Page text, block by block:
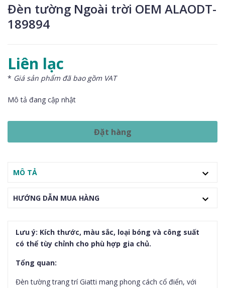
Đèn tường Ngoài trời OEM ALAODT-
189894
Liên lạc
* Giá sản phẩm đã bao gồm VAT
Mô tả đang cập nhật
Đặt hàng
MÔ TẢ
HƯỚNG DẪN MUA HÀNG
Lưu ý: Kích thước, màu sắc, loại bóng và công suất
có thể tùy chỉnh cho phù hợp gia chủ.
Tổng quan:
Đèn tường trang trí Giatti mang phong cách cổ điển, với